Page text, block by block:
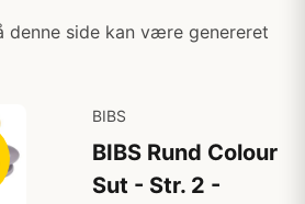
denne side kan være genereret
BIBS
BIBS Rund Colour
Sut - Str. 2 -